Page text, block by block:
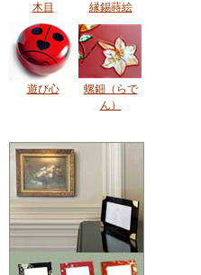
木目 縁錫蒔絵
遊び心
螺鈿（らで
ん）